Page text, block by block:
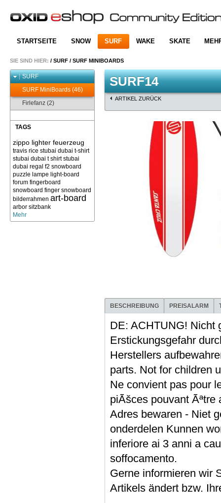
STARTSEITE SNOW SURF WAKE SKATE
SIE SIND HIER: / SURF / SURF MINIBOARDS
SURF
SURF MiniBoards (46)
Firlefanz (2)
TAGS
zippo lighter feuerzeug
travis rice stubai dubai t-shirt
stubai dubai t shirt stubai
dubai regal f2 snowboard
puzzle lampe light-board
forum fingerboard
snowboard finger snowboard
bilderrahmen art-board
arbor sitzbank
Mehr
SURF14
ARTIKEL ZURÜCK
BESCHREIBUNG PREISALARM
DE: ACHTUNG! Nicht
Erstickungsgefahr
Herstellers
parts. Not for children
Ne convient pas pour
piÃšces pouvant
Adres bewaren - Niet
onderdelen Kunnen
inferiore ai 3 anni a
soffocamento.
Gerne informieren wir
Artikels ändert bzw.